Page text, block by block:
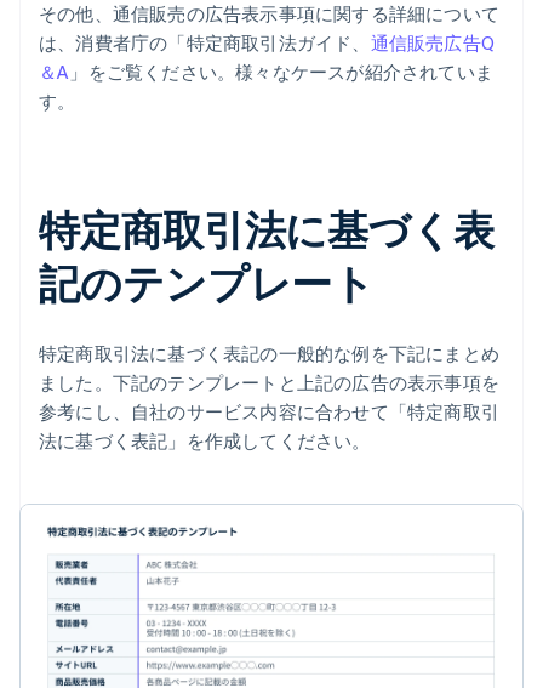
その他、通信販売の広告表示事項に関する詳細について
は、消費者庁の「特定商取引法ガイド、 通信販売広告Q
＆A 」をご覧ください。様々なケースが紹介されていま
す。
特定商取引法に基づく表
記のテンプレート
特定商取引法に基づく表記の一般的な例を下記にまとめ
ました。下記のテンプレートと上記の広告の表示事項を
参考にし、自社のサービス内容に合わせて「特定商取引
法に基づく表記」を作成してください。